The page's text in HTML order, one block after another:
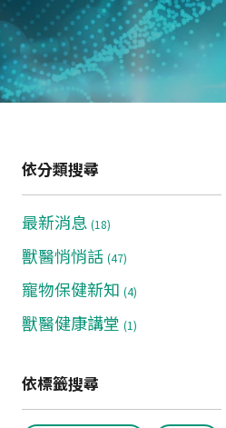
依分類搜尋
最新消息 (18)
獸醫悄悄話 (47)
寵物保健新知 (4)
獸醫健康講堂 (1)
依標籤搜尋